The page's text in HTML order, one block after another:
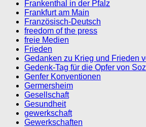
Frankenthal in der Pfalz
Frankfurt am Main
Französisch-Deutsch
freedom of the press
freie Medien
Frieden
Gedanken zu Krieg und Frieden
Gedenk-Tag für die Opfer von
Genfer Konventionen
Germersheim
Gesellschaft
Gesundheit
gewerkschaft
Gewerkschaften